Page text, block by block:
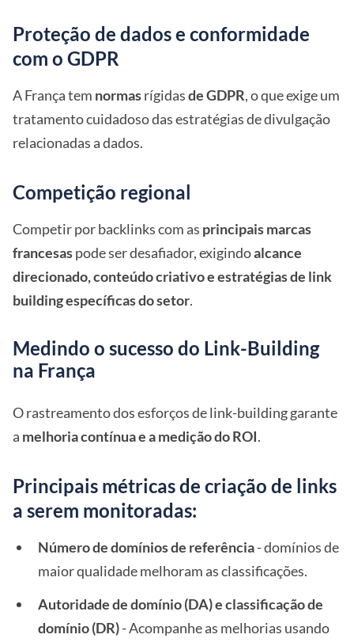
Proteção de dados e conformidade
com o GDPR
A França tem normasrígidasde GDPR, o que exige um
tratamento cuidadoso das estratégias de divulgação
relacionadas a dados.
Competição regional
Competir por backlinks com as principais marcas
francesaspode ser desafiador, exigindoalcance
direcionado, conteúdo criativo e estratégias de link
building específicas do setor.
Medindo o sucesso do Link-Building
na França
O rastreamento dos esforços de link-building garante
a melhoria contínua e a medição do ROI.
Principais métricas de criação de links
a serem monitoradas:
Número de domínios de referência- domínios de
maior qualidade melhoram as classificações.
Autoridade de domínio (DA) e classificação de
domínio (DR)- Acompanhe as melhorias usando